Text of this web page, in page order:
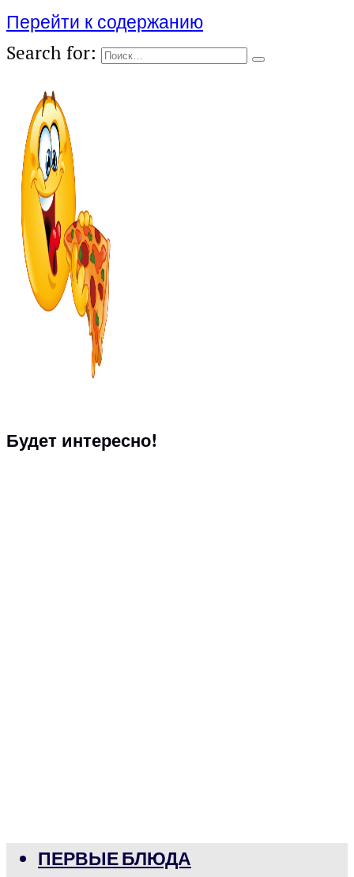
Перейти к содержанию
Search for:
Будет интересно!
ПЕРВЫЕ БЛЮДА